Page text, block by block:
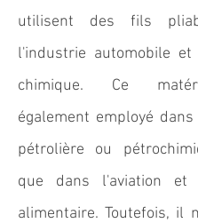
utilisent des fils
l'industrie automobile et
chimique. Ce
également employé
pétrolière ou
que dans l'aviation et
alimentaire. Toutefois, il